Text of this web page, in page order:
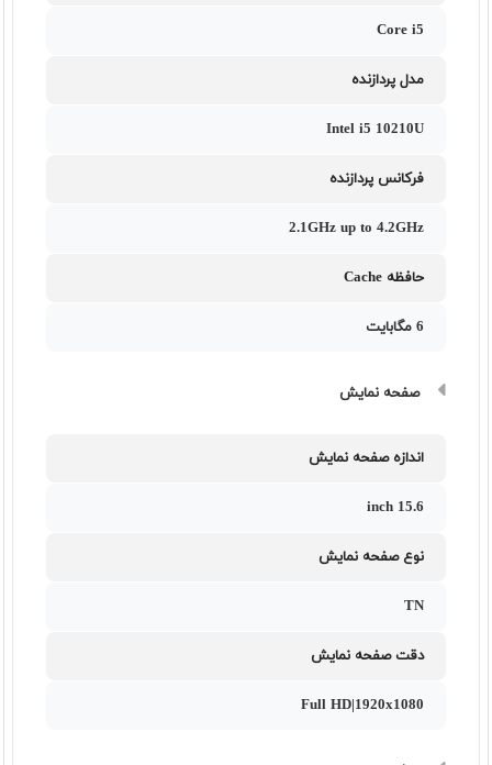
Core i5
مدل پردازنده
Intel i5 10210U
فرکانس پردازنده
2.1GHz up to 4.2GHz
حافظه Cache
6 مگابایت
صفحه نمایش
اندازه صفحه نمایش
15.6 inch
نوع صفحه نمایش
TN
دقت صفحه نمایش
Full HD|1920x1080